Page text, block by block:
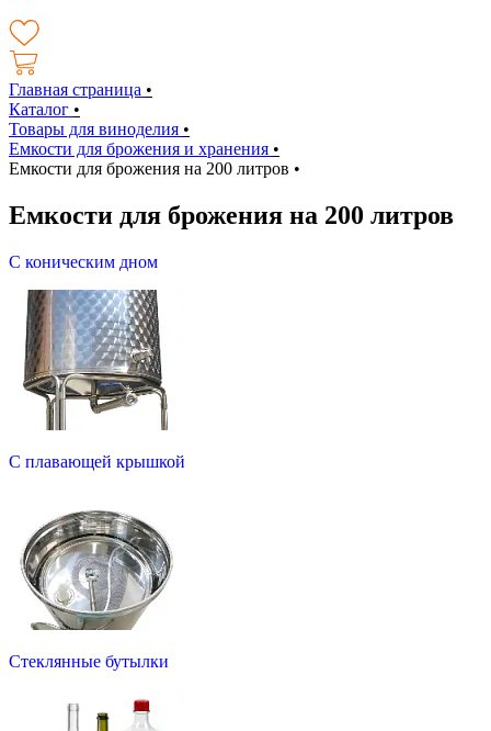
Главная страница •
Каталог •
Товары для виноделия •
Емкости для брожения и хранения •
Емкости для брожения на 200 литров •
Емкости для брожения на 200 литров
С коническим дном
С плавающей крышкой
Стеклянные бутылки